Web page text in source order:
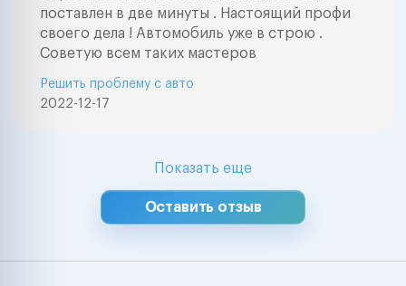
поставлен в две минуты . Настоящий профи
своего дела ! Автомобиль уже в строю .
Советую всем таких мастеров
2022-12-17
Решить проблему с авто
Показать еще
Оставить отзыв